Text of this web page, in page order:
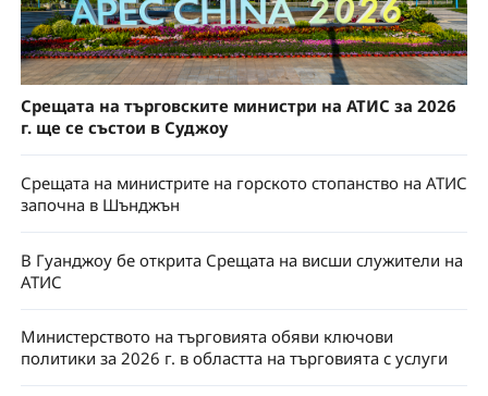
Срещата на търговските министри на АТИС за 2026
г. ще се състои в Суджоу
Срещата на министрите на горското стопанство на АТИС
започна в Шънджън
В Гуанджоу бе открита Срещата на висши служители на
АТИС
Министерството на търговията обяви ключови
политики за 2026 г. в областта на търговията с услуги